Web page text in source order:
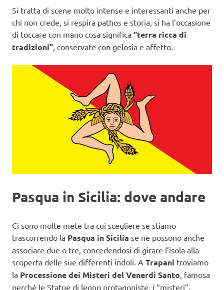
Si tratta di scene molto intense e interessanti anche per
chi non crede, si respira pathos e storia, si ha l’occasione
di toccare con mano cosa significa “terra ricca di
tradizioni” , conservate con gelosia e affetto.
Pasqua in Sicilia: dove andare
Ci sono molte mete tra cui scegliere se stiamo
trascorrendo la Pasqua in Sicilia se ne possono anche
associare due o tre, concedendosi di girare l’isola alla
scoperta delle sue differenti indoli. A Trapani troviamo
la Processione dei Misteri del Venerdì Santo , famosa
perché le Statue di legno protagoniste, i “misteri”,